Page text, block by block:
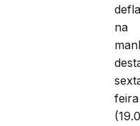
na
feira